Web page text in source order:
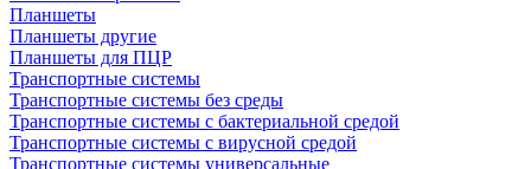
Планшеты
Планшеты другие
Планшеты для ПЦР
Транспортные системы
Транспортные системы без среды
Транспортные системы с бактериальной средой
Транспортные системы с вирусной средой
Транспортные системы универсальные